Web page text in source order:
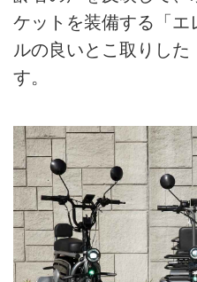
ケットを装備する「
ルの良いとこ取りし
す。